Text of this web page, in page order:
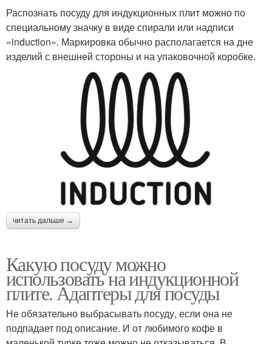
Распознать посуду для индукционных плит можно по
специальному значку в виде спирали или надписи
«induction». Маркировка обычно располагается на дне
изделий с внешней стороны и на упаковочной коробке.
читать дальше →
Какую посуду можно
использовать на индукционной
плите. Адаптеры для посуды
Не обязательно выбрасывать посуду, если она не
подпадает под описание. И от любимого кофе в